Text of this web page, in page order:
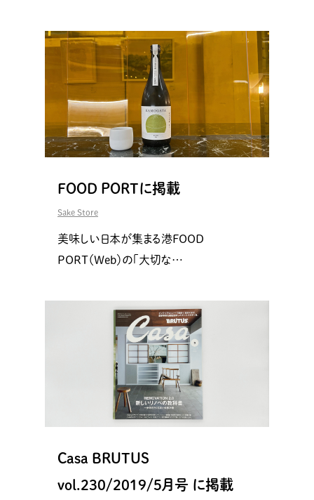
FOOD PORTに掲載
Sake Store
美味しい日本が集まる港FOOD
PORT（Web）の「大切な…
Casa BRUTUS
vol.230/2019/5月号 に掲載